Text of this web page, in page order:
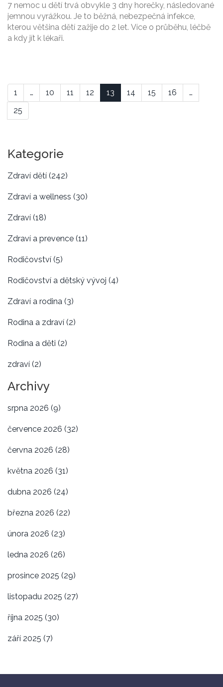
7 nemoc u dětí trvá obvykle 3 dny horečky, následované
jemnou vyrážkou. Je to běžná, nebezpečná infekce,
kterou většina dětí zažije do 2 let. Více o průběhu, léčbě
a kdy jít k lékaři.
1 … 10 11 12 13 14 15 16
…
25
Kategorie
Zdraví dětí (242)
Zdraví a wellness (30)
Zdraví (18)
Zdraví a prevence (11)
Rodičovství (5)
Rodičovství a dětský vývoj (4)
Zdraví a rodina (3)
Rodina a zdraví (2)
Rodina a děti (2)
zdraví (2)
Archivy
srpna 2026 (9)
července 2026 (32)
června 2026 (28)
května 2026 (31)
dubna 2026 (24)
března 2026 (22)
února 2026 (23)
ledna 2026 (26)
prosince 2025 (29)
listopadu 2025 (27)
října 2025 (30)
září 2025 (7)